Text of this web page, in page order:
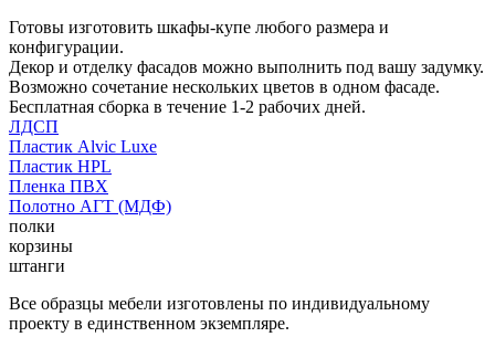
Готовы изготовить шкафы-купе любого размера и
конфигурации.
Декор и отделку фасадов можно выполнить под вашу задумку.
Возможно сочетание нескольких цветов в одном фасаде.
Бесплатная сборка в течение 1-2 рабочих дней.
ЛДСП
Пластик Alvic Luxe
Пластик HPL
Пленка ПВХ
Полотно АГТ (МДФ)
полки
корзины
штанги
Все образцы мебели изготовлены по индивидуальному
проекту в единственном экземпляре.